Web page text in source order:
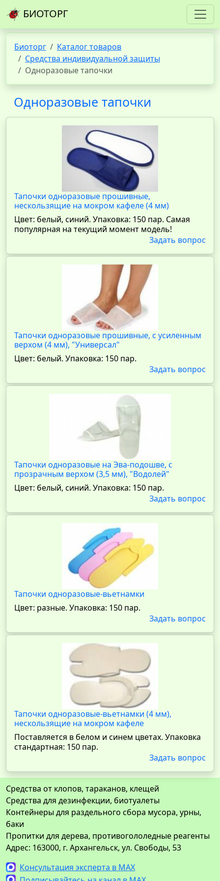
БИОТОРГ
Биоторг
Каталог товаров
Средства индивидуальной защиты
Одноразовые тапочки
Одноразовые тапочки
Тапочки одноразовые прошивные,
нескользящие на мокром кафеле (4 мм)
Цвет: белый, синий. Упаковка: 150 пар. Самая
популярная на текущий момент модель!
Задать вопрос
Тапочки одноразовые прошивные, с усиленным
верхом (4 мм), "Универсал"
Цвет: белый. Упаковка: 150 пар.
Задать вопрос
Тапочки одноразовые на Эва-подошве, с
прозрачным верхом (3,5 мм), "Водолей"
Цвет: белый, синий. Упаковка: 150 пар.
Задать вопрос
Тапочки одноразовые-вьетнамки
Цвет: разные. Упаковка: 150 пар.
Задать вопрос
Тапочки одноразовые-вьетнамки (4 мм),
нескользящие на мокром кафеле
Поставляется в белом и синем цветах. Упаковка
стандартная: 150 пар.
Задать вопрос
Средства от клопов, тараканов, клещей
Средства для дезинфекции, биотуалеты
Контейнеры для раздельного сбора мусора, урны,
баки
Пропитки для дерева, противогололедные реагенты
Адрес: 163000, г. Архангельск, ул. Свободы, 53
Консультация эксперта в MAX